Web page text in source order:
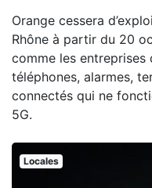
Orange cessera
Rhône à partir du 20
comme les
téléphones, alarmes,
connectés qui ne
5G.
Locales